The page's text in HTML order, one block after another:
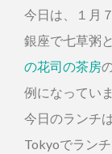
今日は、１月
銀座で七草粥
の花司の茶房
例になってい
今日のランチ
Tokyoでランチ